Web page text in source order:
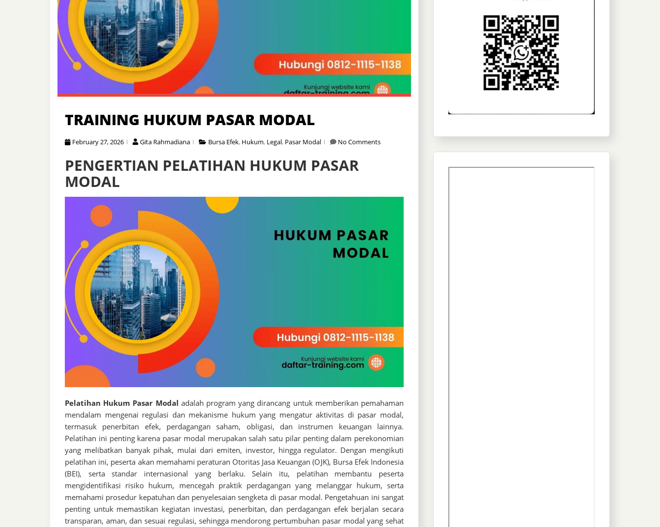
TRAINING HUKUM PASAR MODAL
February 27, 2026 Gita Rahmadiana Bursa Efek, Hukum, Legal, Pasar Modal No Comments
PENGERTIAN PELATIHAN HUKUM PASAR
MODAL
Pelatihan Hukum Pasar Modal adalah program yang dirancang untuk memberikan pemahaman
mendalam mengenai regulasi dan mekanisme hukum yang mengatur aktivitas di pasar modal,
termasuk penerbitan efek, perdagangan saham, obligasi, dan instrumen keuangan lainnya.
Pelatihan ini penting karena pasar modal merupakan salah satu pilar penting dalam perekonomian
yang melibatkan banyak pihak, mulai dari emiten, investor, hingga regulator. Dengan mengikuti
pelatihan ini, peserta akan memahami peraturan Otoritas Jasa Keuangan (OJK), Bursa Efek Indonesia
(BEI), serta standar internasional yang berlaku. Selain itu, pelatihan membantu peserta
mengidentifikasi risiko hukum, mencegah praktik perdagangan yang melanggar hukum, serta
memahami prosedur kepatuhan dan penyelesaian sengketa di pasar modal. Pengetahuan ini sangat
penting untuk memastikan kegiatan investasi, penerbitan, dan perdagangan efek berjalan secara
transparan, aman, dan sesuai regulasi, sehingga mendorong pertumbuhan pasar modal yang sehat